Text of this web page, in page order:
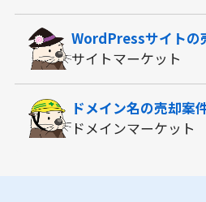
WordPressサイトの
サイトマーケット
ドメイン名の売却案
ドメインマーケット